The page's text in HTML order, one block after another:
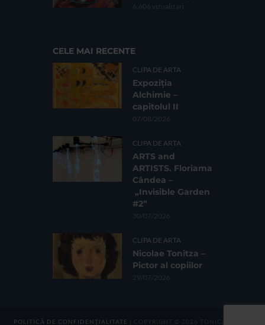
6.606 vizualizari
CELE MAI RECENTE
CLIPA DE ARTA
Expoziția
Alchimie –
capitolul II
07/08/2026
CLIPA DE ARTA
ARTS and
ARTISTS. Floriama
Cândea –
„Invisible Garden
#2”
30/07/2026
CLIPA DE ARTA
Nicolae Tonitza –
Pictor al copiilor
29/07/2026
POLITICĂ DE CONFIDENȚIALITATE | COPYRIGHT © 2026 TONICA GROUP